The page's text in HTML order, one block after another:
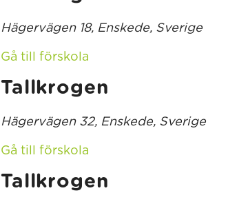
Hägervägen 18, Enskede, Sverige
Gå till förskola
Tallkrogen
Hägervägen 32, Enskede, Sverige
Gå till förskola
Tallkrogen